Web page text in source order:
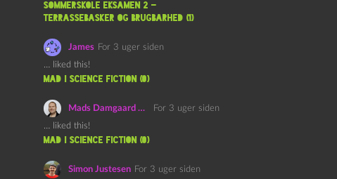
Sommerskole Eksamen 2 –
Terrassebasker og Brugbarhed (1)
James For 3 uger siden
… liked this!
mad i science fiction (0)
Mads Damgaard Mortensen (Å)
For 3 uger siden
… liked this!
mad i science fiction (0)
Simon Justesen For 3 uger siden